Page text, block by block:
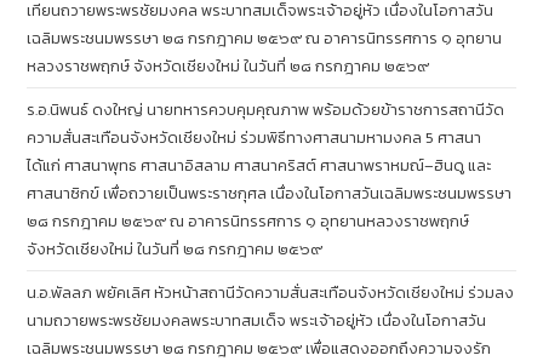
เทียนถวายพระพรชัยมงคล พระบาทสมเด็จพระเจ้าอยู่หัว เนื่องในโอกาสวัน
เฉลิมพระชนมพรรษา ๒๘ กรกฎาคม ๒๕๖๙ ณ อาคารนิทรรศการ ๑ อุทยาน
หลวงราชพฤกษ์ จังหวัดเชียงใหม่ ในวันที่ ๒๘ กรกฎาคม ๒๕๖๙
ร.อ.นิพนธ์ ดงใหญ่ นายทหารควบคุมคุณภาพ พร้อมด้วยข้าราชการสถานีวัด
ความสั่นสะเทือนจังหวัดเชียงใหม่ ร่วมพิธีทางศาสนามหามงคล 5 ศาสนา
ได้แก่ ศาสนาพุทธ ศาสนาอิสลาม ศาสนาคริสต์ ศาสนาพราหมณ์–ฮินดู และ
ศาสนาซิกข์ เพื่อถวายเป็นพระราชกุศล เนื่องในโอกาสวันเฉลิมพระชนมพรรษา
๒๘ กรกฎาคม ๒๕๖๙ ณ อาคารนิทรรศการ ๑ อุทยานหลวงราชพฤกษ์
จังหวัดเชียงใหม่ ในวันที่ ๒๘ กรกฎาคม ๒๕๖๙
น.อ.พัลลภ พยัคเลิศ หัวหน้าสถานีวัดความสั่นสะเทือนจังหวัดเชียงใหม่ ร่วมลง
นามถวายพระพรชัยมงคลพระบาทสมเด็จ พระเจ้าอยู่หัว เนื่องในโอกาสวัน
เฉลิมพระชนมพรรษา ๒๘ กรกฎาคม ๒๕๖๙ เพื่อแสดงออกถึงความจงรัก